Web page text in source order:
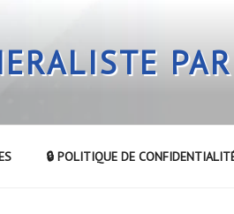
🔒 POLITIQUE DE